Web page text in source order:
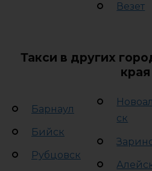
Везет
Такси в других
края
Барнаул
Бийск
Рубцовск
ск